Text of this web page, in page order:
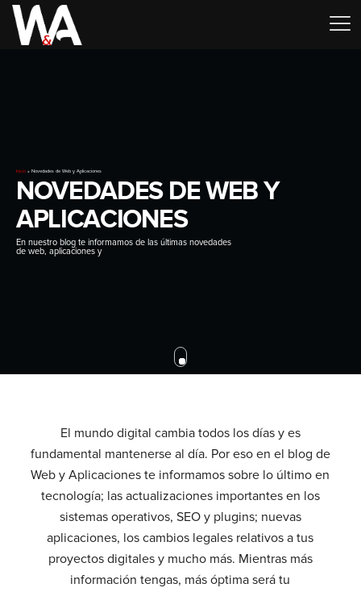
Inicio »Novedades de Web y Aplicaciones
NOVEDADES DEWEBY
APLICACIONES
En nuestro blog te informamos de las últimas novedades
de web, aplicaciones y tecnología. Date de
El mundo digital cambia todos los días y es
fundamental mantenerse al día. Por eso en el blog de
Web y Aplicaciones te informamos sobre lo último en
tecnología; las actualizaciones importantes en los
sistemas operativos, SEO y plugins; nuevas
aplicaciones, los cambios legales relativos a tus
proyectos digitales y mucho más. Mientras más
información tengas, más óptima será tu